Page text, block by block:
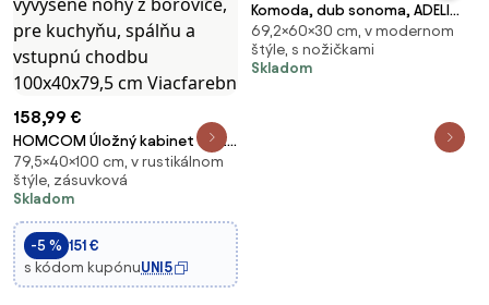
158,99 €
HOMCOM Úložný kabinet so 2
uzavretými skriňami a 2
zásuvkami, vyvýšené nohy z
borovice, pre kuchyňu, spálňu a
vstupnú chodbu 100x40x79,5
cm Viacfarebn
79,5×40×100 cm, v rustikálnom
štýle, zásuvková
Skladom
-5 % 151 €
s kódom kupónuUNI5
Komoda, dub sonoma, ADELI
TYP 1
69,2×60×30 cm, v modernom
štýle, s nožičkami
Skladom